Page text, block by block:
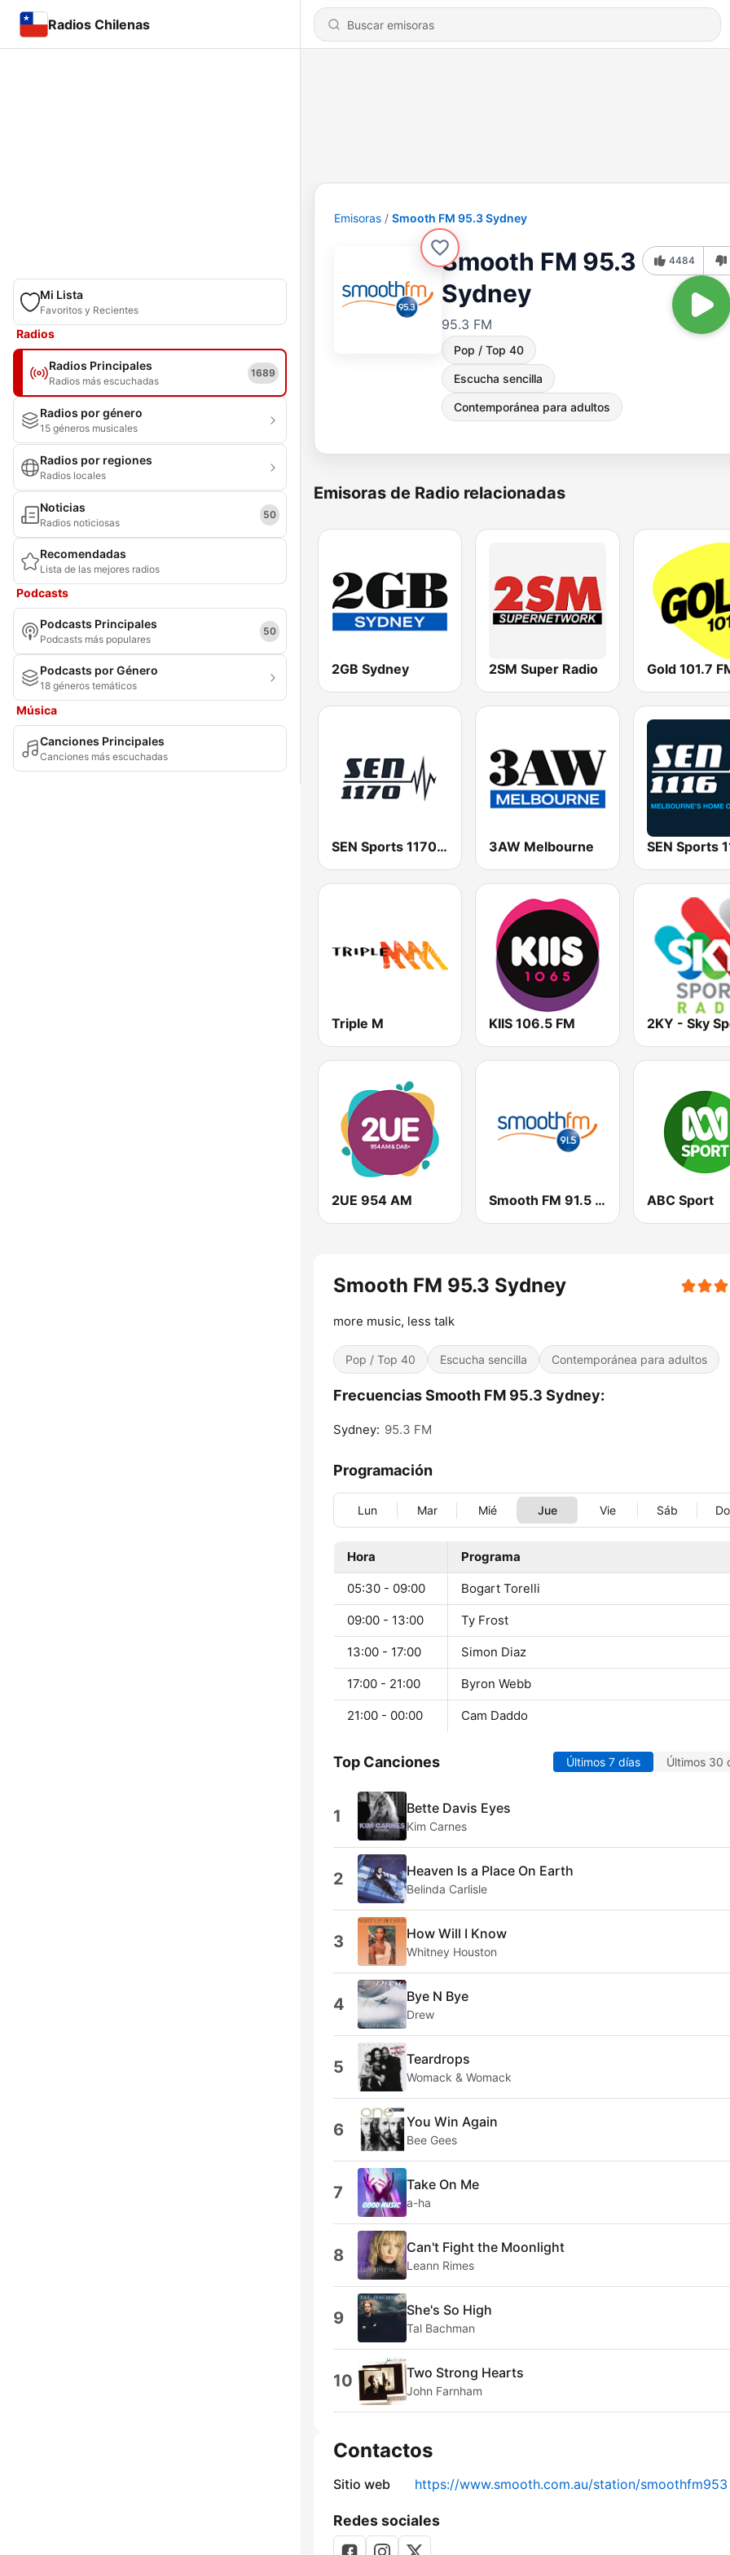
Radios Chilenas
Mi Lista
Favoritos y Recientes
Radios
Radios Principales
Radios más escuchadas
1689
Radios por género
15 géneros musicales
Radios por regiones
Radios locales
Noticias
Radios noticiosas
50
Recomendadas
Lista de las mejores radios
Podcasts
Podcasts Principales
Podcasts más populares
50
Podcasts por Género
18 géneros temáticos
Música
Canciones Principales
Canciones más escuchadas
Emisoras Smooth FM 95.3 Sydney
Smooth FM 95.3
Sydney
95.3 FM
Pop / Top 40
Escucha sencilla
Contemporánea para adultos
4484
Emisoras de Radio relacionadas
2GB Sydney 2SM Super Radio Gold 101.7
SEN Sports 1170 Sydney 3AW Melbourne
Triple M KIIS 106.5 FM
2UE 954 AM Smooth FM 91.5 Melbourne ABC Sport
Smooth FM 95.3 Sydney
more music, less talk
Pop / Top 40 Escucha sencilla Contemporánea para adultos
Frecuencias Smooth FM 95.3 Sydney:
Sydney: 95.3 FM
Programación
Lun Mar Mié Jue Vie Sáb
Hora Programa
05:30 - 09:00 Bogart Torelli
09:00 - 13:00 Ty Frost
13:00 - 17:00 Simon Diaz
17:00 - 21:00 Byron Webb
21:00 - 00:00 Cam Daddo
Top Canciones Últimos 7 días Últimos 30
1 Bette Davis Eyes
Kim Carnes
2 Heaven Is a Place On Earth
Belinda Carlisle
3 How Will I Know
Whitney Houston
4 Bye N Bye
Drew
5 Teardrops
Womack & Womack
6 You Win Again
Bee Gees
7 Take On Me
a-ha
8 Can't Fight the Moonlight
Leann Rimes
9 She's So High
Tal Bachman
10 Two Strong Hearts
John Farnham
Contactos
Sitio web https://www.smooth.com.au/station/smoothfm953
Redes sociales